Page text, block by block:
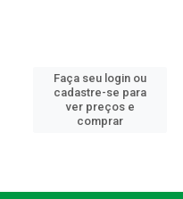
Faça seu login ou
cadastre-se para
ver preços e
comprar